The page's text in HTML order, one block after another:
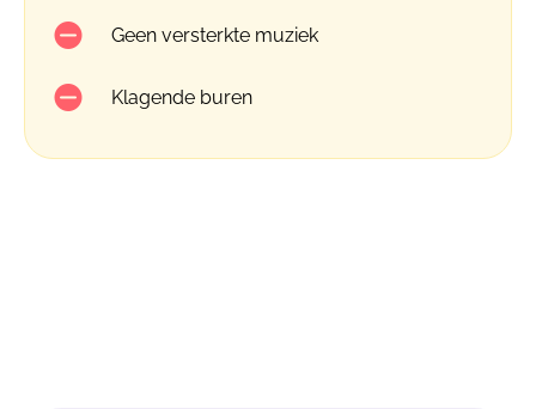
Geen versterkte muziek
Klagende buren